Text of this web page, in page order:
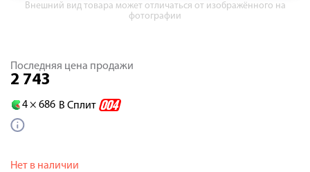
Внешний вид товара может отличаться от изображённого на
фотографии
Последняя цена продажи
2 743
4 × 686 В Сплит
Нет в наличии